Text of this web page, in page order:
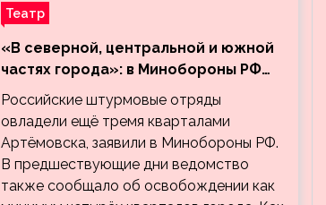
Театр
«В северной, центральной и южной
частях города»: в Минобороны РФ
заявили об освобождении ещё трёх
кварталов Артёмовска
Российские штурмовые отряды
овладели ещё тремя кварталами
Артёмовска, заявили в Минобороны РФ.
В предшествующие дни ведомство
также сообщало об освобождении как